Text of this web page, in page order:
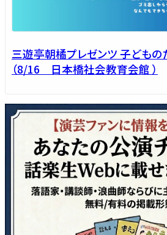
三遊亭朝橘プレゼンツ 子ども
（8/16 日本橋社会教育会館 ）